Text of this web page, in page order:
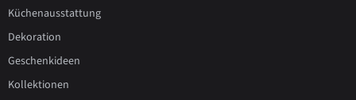
Küchenausstattung
Dekoration
Geschenkideen
Kollektionen